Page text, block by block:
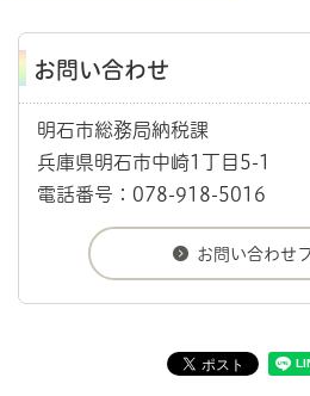
お問い合わせ
明石市総務局納税課
兵庫県明石市中崎1丁目5-1
電話番号：078-918-5016